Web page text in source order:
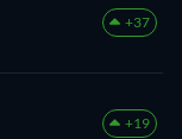
+37
+19